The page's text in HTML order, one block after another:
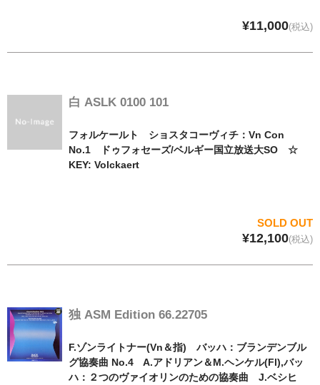
¥11,000(税込)
白 ASLK 0100 101
フォルケールト ショスタコーヴィチ：Vn Con
No.1 ドゥフォセーズ/ベルギー国立放送大SO ☆
KEY: Volckaert
SOLD OUT
¥12,100(税込)
独 ASM Edition 66.22705
F.ゾンライトナー(Vn＆指) バッハ：ブランデンブル
グ協奏曲 No.4 A.アドリアン＆M.ヘンケル(Fl),バッ
ハ：２つのヴァイオリンのための協奏曲 J.ベシヒ